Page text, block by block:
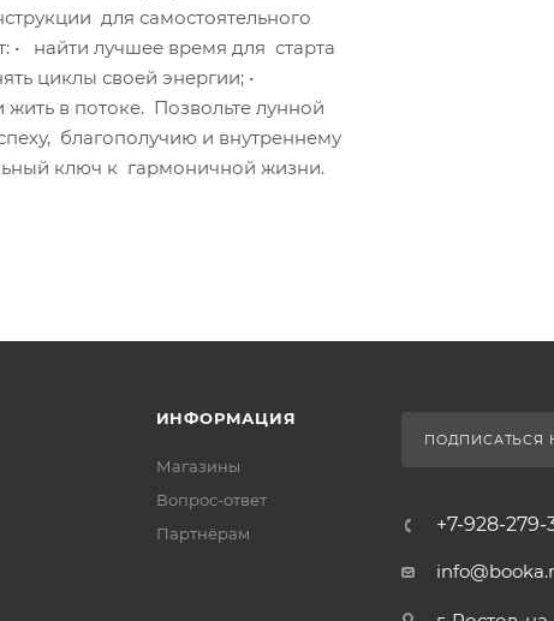
для самостоятельного
• найти лучшее время для старта
циклы своей энергии; •
в потоке. Позвольте лунной
благополучию и внутреннему
ключ к гармоничной жизни.
ИНФОРМАЦИЯ
Магазины
Вопрос-ответ
Партнёрам
ПОДПИСАТЬСЯ
+7-928-279-